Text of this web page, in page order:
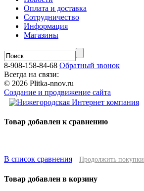
Оплата и доставка
Сотрудничество
Информация
Магазины
8-908-158-84-68 Обратный звонок
Всегда на связи:
© 2026 Plitka-nnov.ru
Создание и продвижение сайта
Товар добавлен к сравнению
В список сравнения Продолжить покупки
Товар добавлен в корзину